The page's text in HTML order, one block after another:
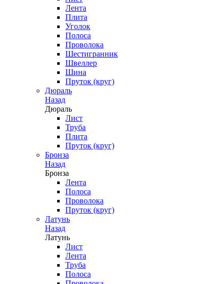
Лента
Плита
Уголок
Полоса
Проволока
Шестигранник
Швеллер
Шина
Пруток (круг)
Дюраль
Назад
Дюраль
Лист
Труба
Плита
Пруток (круг)
Бронза
Назад
Бронза
Лента
Полоса
Проволока
Пруток (круг)
Латунь
Назад
Латунь
Лист
Лента
Труба
Полоса